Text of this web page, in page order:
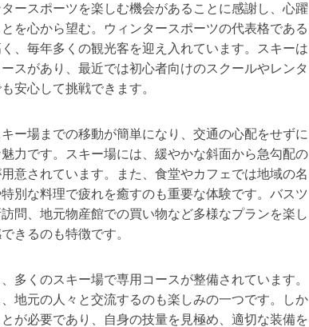
ースポーツを楽しむ機会があることに感謝し、心躍
を心から望む。ウィンタースポーツの代表格である
、毎年多くの観光客を迎え入れています。スキーは
スがあり、最近では初心者向けのスクールやレンタ
安心して挑戦できます。
ー場までの移動が簡単になり、交通の心配をせずに
力です。スキー場には、緩やかな斜面から急勾配の
意されています。また、食堂やカフェでは地域の名
別な料理で疲れを癒すのも重要な体験です。バスツ
問、地元物産館での買い物など多様なプランを楽し
きるのも特徴です。
多くのスキー場で専用コースが整備されています。
地元の人々と交流するのも楽しみの一つです。しか
が必要であり、自身の技量を見極め、適切な装備を